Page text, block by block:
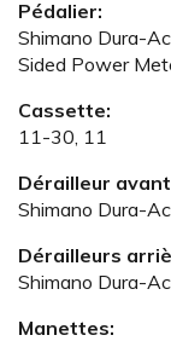
Pédalier:
Shimano Dura-
Sided Power
Cassette:
11-30, 11
Dérailleur
Shimano Dura-
Dérailleurs
Shimano Dura-
Manettes: